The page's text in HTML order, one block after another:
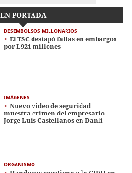
EN PORTADA
DESEMBOLSOS MILLONARIOS
El TSC destapó fallas en embargos
por L921 millones
IMÁGENES
Nuevo video de seguridad
muestra crimen del empresario
Jorge Luis Castellanos en Danlí
ORGANISMO